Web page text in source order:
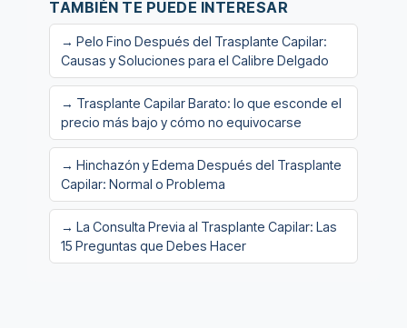
TAMBIÉN TE PUEDE INTERESAR
→ Pelo Fino Después del Trasplante Capilar:
Causas y Soluciones para el Calibre Delgado
→ Trasplante Capilar Barato: lo que esconde el
precio más bajo y cómo no equivocarse
→ Hinchazón y Edema Después del Trasplante
Capilar: Normal o Problema
→ La Consulta Previa al Trasplante Capilar: Las
15 Preguntas que Debes Hacer